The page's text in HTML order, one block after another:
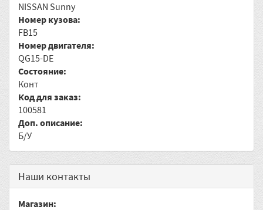
NISSAN Sunny
Номер кузова:
FB15
Номер двигателя:
QG15-DE
Состояние:
Конт
Код для заказ:
100581
Доп. описание:
Б/У
Наши контакты
Магазин: